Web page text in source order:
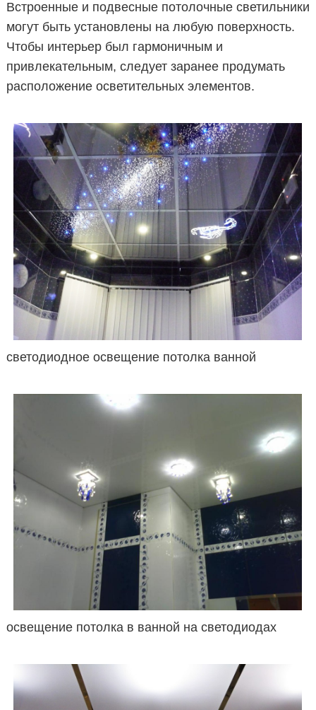
Встроенные и подвесные потолочные светильники
могут быть установлены на любую поверхность.
Чтобы интерьер был гармоничным и
привлекательным, следует заранее продумать
расположение осветительных элементов.
светодиодное освещение потолка ванной
освещение потолка в ванной на светодиодах